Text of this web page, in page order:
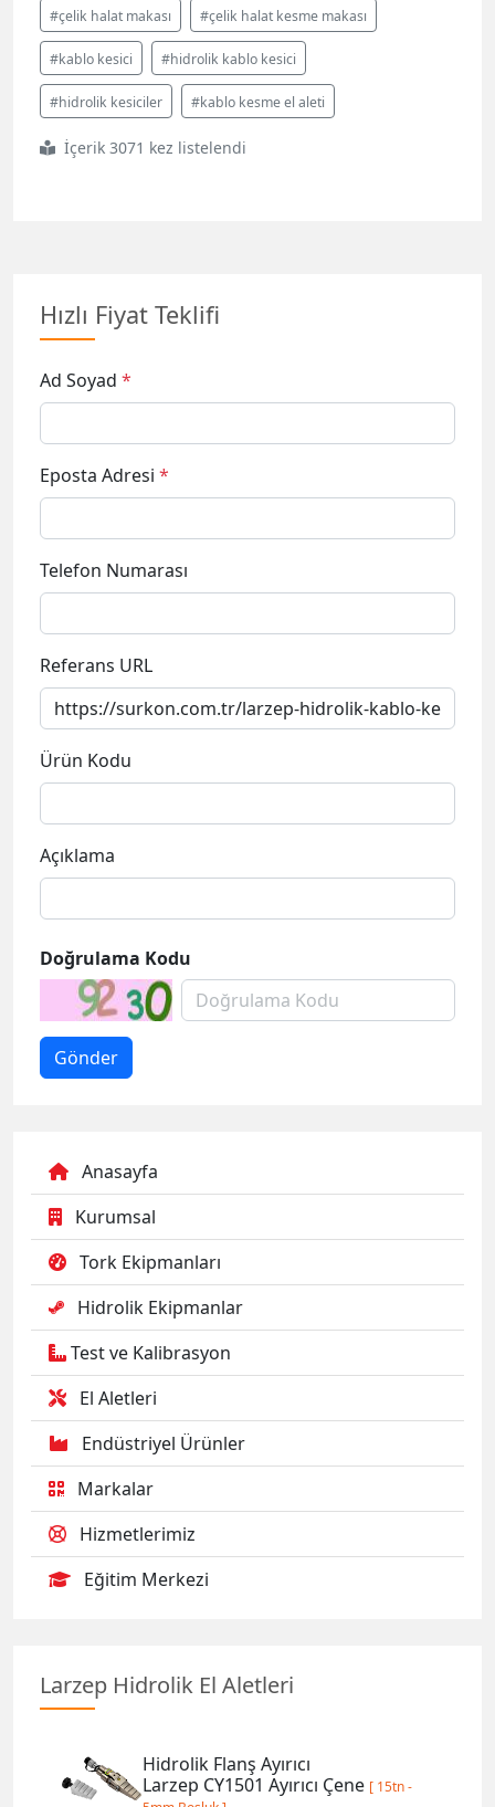
#çelik halat makası #çelik halat kesme makası
#kablo kesici #hidrolik kablo kesici
#hidrolik kesiciler #kablo kesme el aleti
İçerik 3071 kez listelendi
Hızlı Fiyat Teklifi
Ad Soyad *
Eposta Adresi *
Telefon Numarası
Referans URL
Ürün Kodu
Açıklama
Doğrulama Kodu
Anasayfa
Kurumsal
Tork Ekipmanları
Hidrolik Ekipmanlar
Test ve Kalibrasyon
El Aletleri
Endüstriyel Ürünler
Markalar
Hizmetlerimiz
Eğitim Merkezi
Larzep Hidrolik El Aletleri
Hidrolik Flanş Ayırıcı
Larzep CY1501 Ayırıcı Çene [ 15tn -